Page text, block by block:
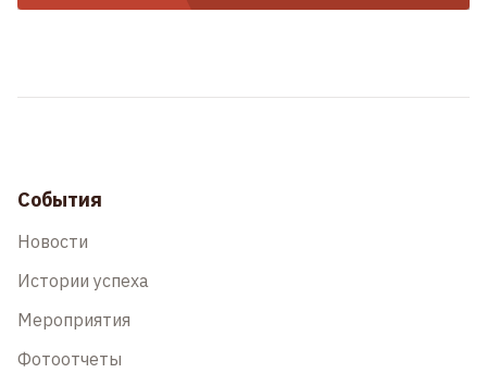
События
Новости
Истории успеха
Мероприятия
Фотоотчеты